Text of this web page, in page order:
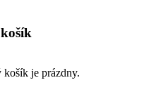
košík je prázdny.